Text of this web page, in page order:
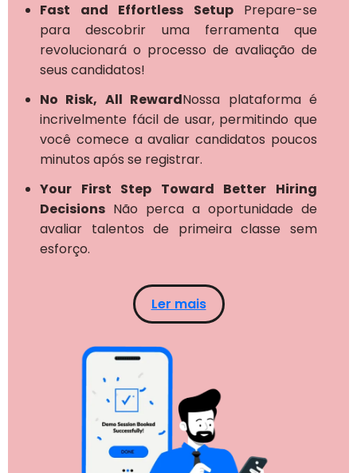
Fast and Effortless SetupPrepare-se
para descobrir uma ferramenta que
revolucionará o processo de avaliação de
seus candidatos!
No Risk, All RewardNossa plataforma é
incrivelmente fácil de usar, permitindo que
você comece a avaliar candidatos poucos
minutos após se registrar.
Your First Step Toward Better Hiring
Decisions Não perca a oportunidade de
avaliar talentos de primeira classe sem
esforço.
Ler mais